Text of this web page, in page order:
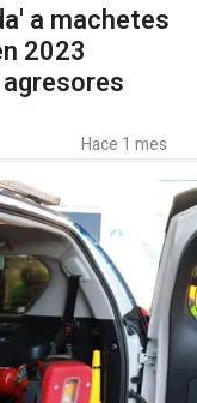
a machetes
2023
Hace 1 mes